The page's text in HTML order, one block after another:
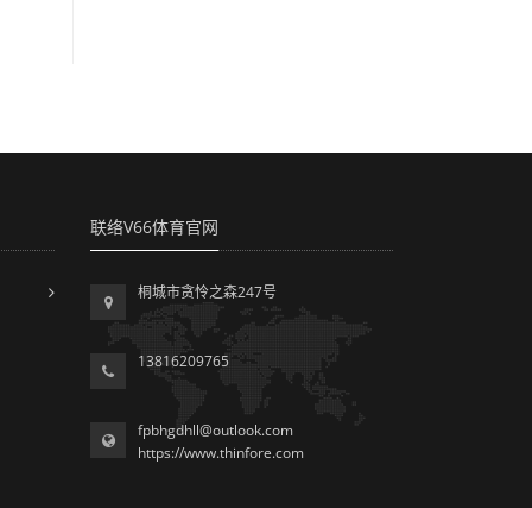
联络V66体育官网
桐城市贪怜之森247号
13816209765
fpbhgdhll@outlook.com
https://www.thinfore.com